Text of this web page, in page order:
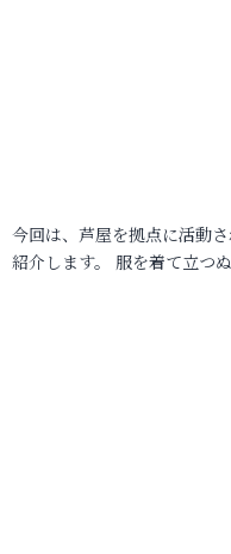
今回は、芦屋を拠点に活動
紹介します。 服を着て立つ